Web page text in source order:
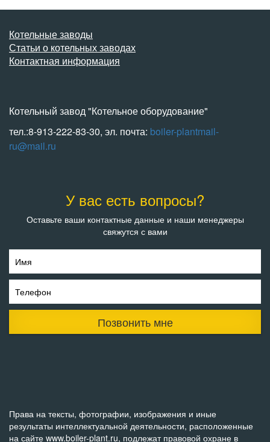
Котельные заводы
Статьи о котельных заводах
Контактная информация
Котельный завод "Котельное оборудование"
тел.:8-913-222-83-30, эл. почта: boiler-plantmail-
ru@mail.ru
У вас есть вопросы?
Оставьте ваши контактные данные и наши менеджеры
свяжутся с вами
Имя
Телефон
Позвонить мне
Права на тексты, фотографии, изображения и иные
результаты интеллектуальной деятельности, расположенные
на сайте www.boiler-plant.ru, подлежат правовой охране в